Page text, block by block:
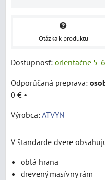
Otázka k produktu
Dostupnosť: orientačne 5-
0 € •
Výrobca:ATVYN
V štandarde dvere
oblá hrana
drevený masívny rám